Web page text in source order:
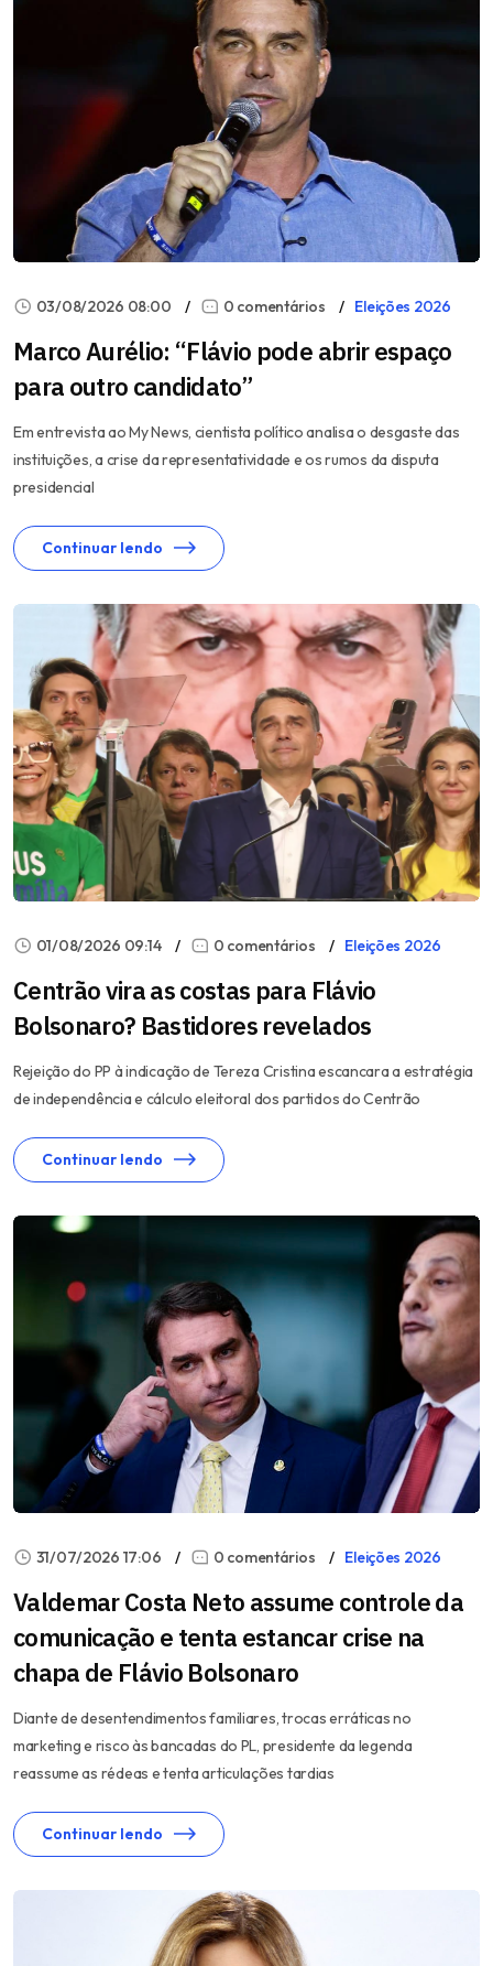
03/08/2026 08:00 0 comentários Eleições 2026
Marco Aurélio: “Flávio pode abrir espaço
para outro candidato”
Em entrevista ao My News, cientista político analisa o desgaste das
instituições, a crise da representatividade e os rumos da disputa
presidencial
Continuar lendo
01/08/2026 09:14 0 comentários Eleições 2026
Centrão vira as costas para Flávio
Bolsonaro? Bastidores revelados
Rejeição do PP à indicação de Tereza Cristina escancara a estratégia
de independência e cálculo eleitoral dos partidos do Centrão
Continuar lendo
31/07/2026 17:06 0 comentários Eleições 2026
Valdemar Costa Neto assume controle da
comunicação e tenta estancar crise na
chapa de Flávio Bolsonaro
Diante de desentendimentos familiares, trocas erráticas no
marketing e risco às bancadas do PL, presidente da legenda
reassume as rédeas e tenta articulações tardias
Continuar lendo